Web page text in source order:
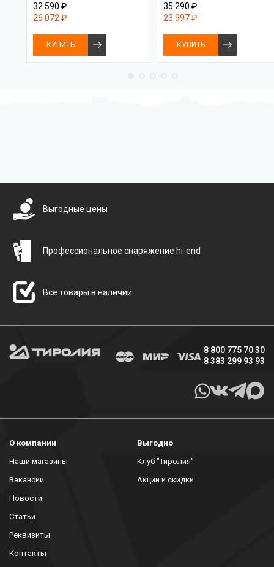
32 590 ₽
26 072 ₽
КУПИТЬ
35 290 ₽
23 997 ₽
КУПИТЬ
Выгодные цены
Профессиональное снаряжение hi-end
Все товары в наличии
8 800 775 70 30
8 383 299 93 93
О компании
Наши магазины
Вакансии
Новости
Статьи
Реквизиты
Контакты
Выгодно
Клуб "Тиролия"
Акции и скидки